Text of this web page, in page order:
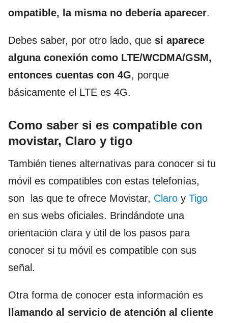
ompatible, la misma no debería aparecer.
Debes saber, por otro lado, que si aparece
alguna conexión como LTE/WCDMA/GSM,
entonces cuentas con 4G, porque
básicamente el LTE es 4G.
Como saber si es compatible con
movistar, Claro y tigo
También tienes alternativas para conocer si tu
móvil es compatibles con estas telefonías,
son las que te ofrece Movistar, Claro y Tigo
en sus webs oficiales. Brindándote una
orientación clara y útil de los pasos para
conocer si tu móvil es compatible con sus
señal.
Otra forma de conocer esta información es
llamando al servicio de atención al cliente